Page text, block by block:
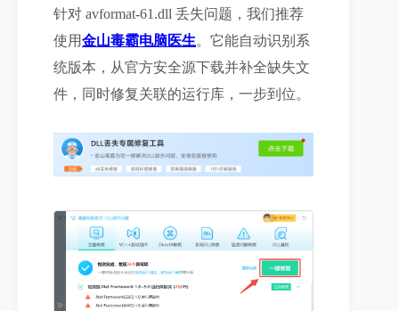
针对 avformat-61.dll 丢失问题，我们推荐
使用金山毒霸电脑医生。它能自动识别系
统版本，从官方安全源下载并补全缺失文
件，同时修复关联的运行库，一步到位。